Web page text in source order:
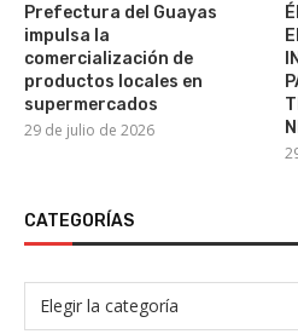
Prefectura del Guayas
impulsa la
comercialización de
productos locales en
supermercados
29 de julio de 2026
CATEGORÍAS